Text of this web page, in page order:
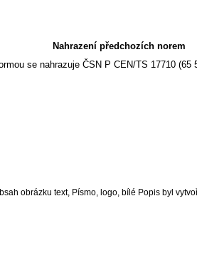
Nahrazení předchozích norem
se nahrazuje ČSN P CEN/TS 17710 (65